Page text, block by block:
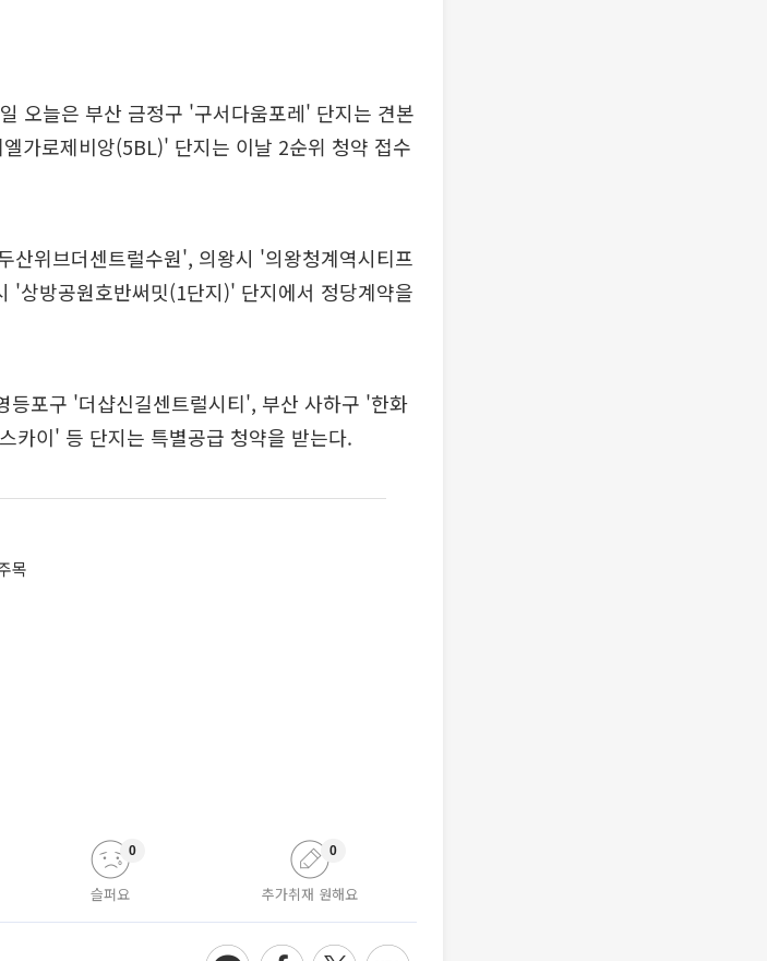
오늘은 부산 금정구 '구서다움포레' 단지는 견본
가로제비앙(5BL)' 단지는 이날 2순위 청약 접수
산위브더센트럴수원', 의왕시 '의왕청계역시티프
'상방공원호반써밋(1단지)' 단지에서 정당계약을
등포구 '더샵신길센트럴시티', 부산 사하구 '한화
카이' 등 단지는 특별공급 청약을 받는다.
목
슬퍼요
0
추가취재 원해요
0